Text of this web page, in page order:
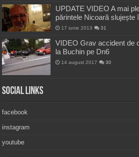
UPDATE VIDEO A mai
părintele Nicoară slujește
17 iunie 2013 31
VIDEO Grav accident de
la Buchin pe Dn6
14 august 2017 30
Social Links
facebook
instagram
youtube